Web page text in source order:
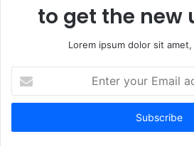
to get the new
Lorem ipsum dolor sit
t
r